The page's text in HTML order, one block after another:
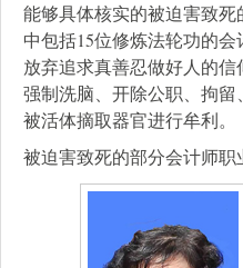
能够具体核实的被迫害致
中包括15位修炼法轮功的
放弃追求真善忍做好人的信
强制洗脑、开除公职、拘
被活体摘取器官进行牟利。
被迫害致死的部分会计师职